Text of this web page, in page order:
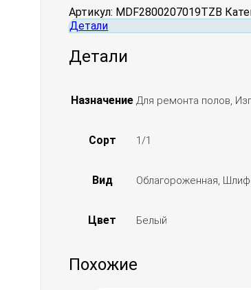
TZ
(белый)
Артикул: MDF2800207019TZB
Детали
Детали
Назначение Для ремонта полов,
Сорт 1/1
Вид Облагороженная,
Цвет Белый
Похожие